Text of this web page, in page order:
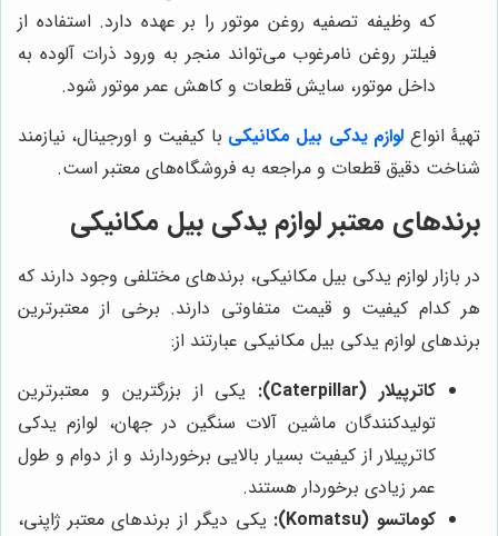
که وظیفه تصفیه روغن موتور را بر عهده دارد. استفاده از
فیلتر روغن نامرغوب می‌تواند منجر به ورود ذرات آلوده به
داخل موتور، سایش قطعات و کاهش عمر موتور شود.
تهیۀ انواع لوازم یدکی بیل مکانیکی با کیفیت و اورجینال، نیازمند
شناخت دقیق قطعات و مراجعه به فروشگاه‌های معتبر است.
برندهای معتبر لوازم یدکی بیل مکانیکی
در بازار لوازم یدکی بیل مکانیکی، برندهای مختلفی وجود دارند که
هر کدام کیفیت و قیمت متفاوتی دارند. برخی از معتبرترین
برندهای لوازم یدکی بیل مکانیکی عبارتند از:
کاترپیلار (Caterpillar):
یکی از بزرگترین و معتبرترین
تولیدکنندگان ماشین آلات سنگین در جهان، لوازم یدکی
کاترپیلار از کیفیت بسیار بالایی برخوردارند و از دوام و طول
عمر زیادی برخوردار هستند.
کوماتسو (Komatsu):
یکی دیگر از برندهای معتبر ژاپنی،